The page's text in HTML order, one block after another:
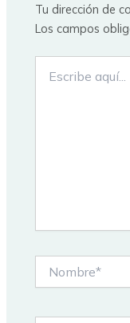
Tu dirección de
Los campos
aquí...